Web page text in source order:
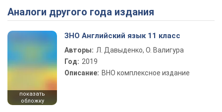
Play Video
Аналоги другого года издания
показать
обложку
ЗНО Английский язык 11 класс
Авторы: Л. Давыденко, О. Валигура
Год: 2019
Описание: ВНО комплексное издание